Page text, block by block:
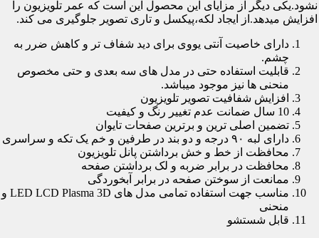
نشود.یکی دیگر از مزایای این محصول این است که عمر تلویزیون را
افزایش میدهد.از ایجاد لکه،پیکسل و تاری تصویر جلوگیری می کند.
دارای خاصیت آنتی یووی برای دید شفاف تر و کاهش ضرر به
چشم.
قابلیت استفاده حتی در مدل های سه بعدی و حتی مخصوص
منحنی ها نیز موجود میباشد.
افزایش شفافیت تصویر تلویزیون
10 سال ضمانت عدم تغییر رنگ و کیفیت
تضمین اصلی ترین و برترین صفحات تایوان
دارای لبه ۹۰ درجه و دو بند در طرفین و خم یک تکه و سراسری
محافظت از خط و خش برداشتن پانل تلویزیون
محافظت در برابر ضربه و لک برداشتن صفحه
ممانعت از سوختن صفحه در برابر آبخوردگی
مناسب جهت استفاده تمامی مدل های LED LCD Plasma 3D و
منحنی
قابل شستشو